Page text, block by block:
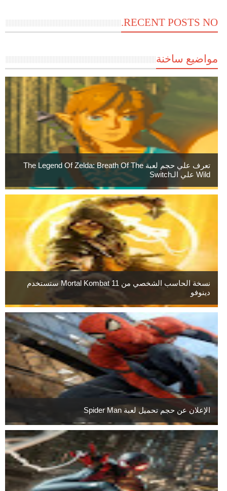
RECENT POSTS NO.
مواضيع ساخنة
تعرف علي حجم لعبة The Legend Of Zelda: Breath Of The
Wild علي الـSwitch
نسخة الحاسب الشخصي من Mortal Kombat 11 ستستخدم
دينوفو
الإعلان عن حجم تحميل لعبة Spider Man